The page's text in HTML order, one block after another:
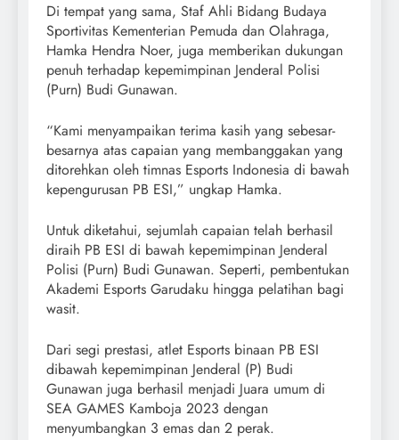
Di tempat yang sama, Staf Ahli Bidang Budaya
Sportivitas Kementerian Pemuda dan Olahraga,
Hamka Hendra Noer, juga memberikan dukungan
penuh terhadap kepemimpinan Jenderal Polisi
(Purn) Budi Gunawan.
“Kami menyampaikan terima kasih yang sebesar-
besarnya atas capaian yang membanggakan yang
ditorehkan oleh timnas Esports Indonesia di bawah
kepengurusan PB ESI,” ungkap Hamka.
Untuk diketahui, sejumlah capaian telah berhasil
diraih PB ESI di bawah kepemimpinan Jenderal
Polisi (Purn) Budi Gunawan. Seperti, pembentukan
Akademi Esports Garudaku hingga pelatihan bagi
wasit.
Dari segi prestasi, atlet Esports binaan PB ESI
dibawah kepemimpinan Jenderal (P) Budi
Gunawan juga berhasil menjadi Juara umum di
SEA GAMES Kamboja 2023 dengan
menyumbangkan 3 emas dan 2 perak.